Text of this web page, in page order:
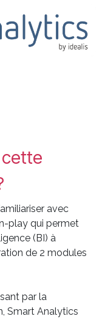
cette
avec
play qui permet
(BI) à
de 2 modules
par la
Smart Analytics